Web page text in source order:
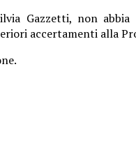
Gazzetti, non
accertamenti alla